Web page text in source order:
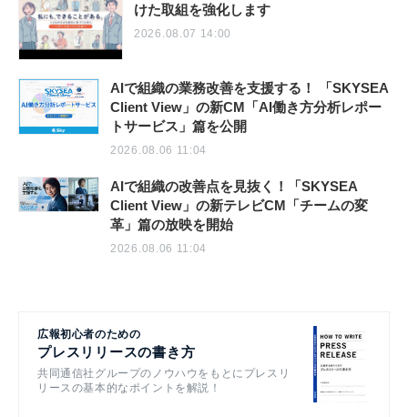
けた取組を強化します
2026.08.07 14:00
AIで組織の業務改善を支援する！ 「SKYSEA
Client View」の新CM「AI働き方分析レポー
トサービス」篇を公開
2026.08.06 11:04
AIで組織の改善点を見抜く！「SKYSEA
Client View」の新テレビCM「チームの変
革」篇の放映を開始
2026.08.06 11:04
広報初心者のための
プレスリリースの書き方
共同通信社グループのノウハウをもとにプレスリ
リースの基本的なポイントを解説！